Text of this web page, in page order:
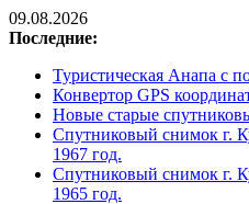
09.08.2026
Последние:
Туристическая Анапа с
Конвертор GPS
Новые старые
Спутниковый снимок г.
1967 год.
Спутниковый снимок г.
1965 год.